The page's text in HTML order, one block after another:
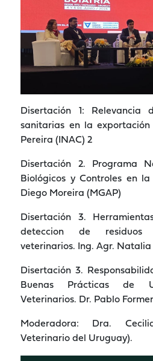
Disertación 1: Relevancia
sanitarias en la
Pereira (INAC) 2
Disertación 2. Programa
Biológicos y Controles en
Diego Moreira (MGAP)
Disertación 3.
deteccion de residuos
veterinarios. Ing. Agr. Natalia
Disertación 3.
Buenas Prácticas de
Veterinarios. Dr. Pablo
Moderadora: Dra.
Veterinario del Uruguay).